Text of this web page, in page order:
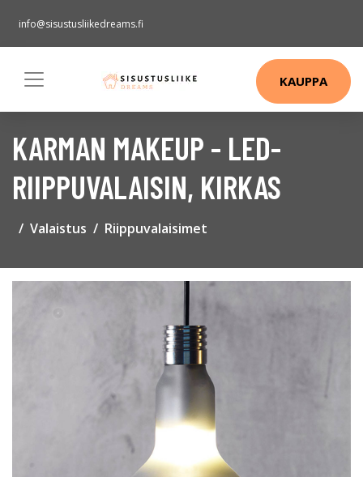
info@sisustusliikedreams.fi
KAUPPA
KARMAN MAKEUP - LED-
RIIPPUVALAISIN, KIRKAS
Valaistus Riippuvalaisimet